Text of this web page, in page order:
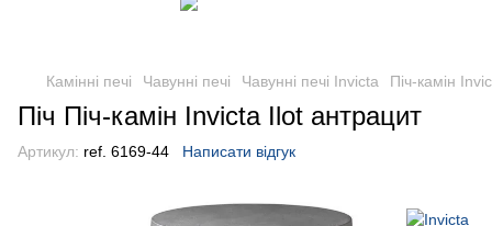
Камінні печі Чавунні печі Чавунні печі Invicta Піч-камін
Піч Піч-камін Invicta Ilot антрацит
Артикул: ref. 6169-44 Написати відгук